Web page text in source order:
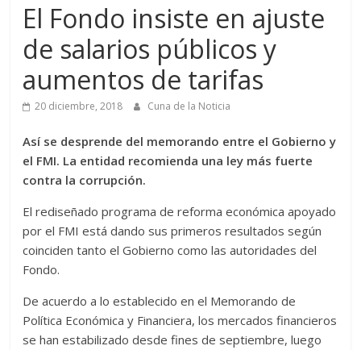
El Fondo insiste en ajuste
de salarios públicos y
aumentos de tarifas
20 diciembre, 2018 Cuna de la Noticia
Así se desprende del memorando entre el Gobierno y
el FMI. La entidad recomienda una ley más fuerte
contra la corrupción.
El rediseñado programa de reforma económica apoyado
por el FMI está dando sus primeros resultados según
coinciden tanto el Gobierno como las autoridades del
Fondo.
De acuerdo a lo establecido en el Memorando de
Política Económica y Financiera, los mercados financieros
se han estabilizado desde fines de septiembre, luego